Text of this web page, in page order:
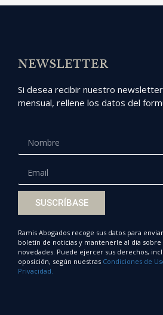
NEWSLETTER
Si desea recibir nuestro newsletter
mensual, rellene los datos del
SUSCRÍBASE
Ramis Abogados recoge sus datos para
boletín de noticias y mantenerle al día sobre
novedades. Puede ejercer sus derechos,
oposición, según nuestras Condiciones de
Privacidad.